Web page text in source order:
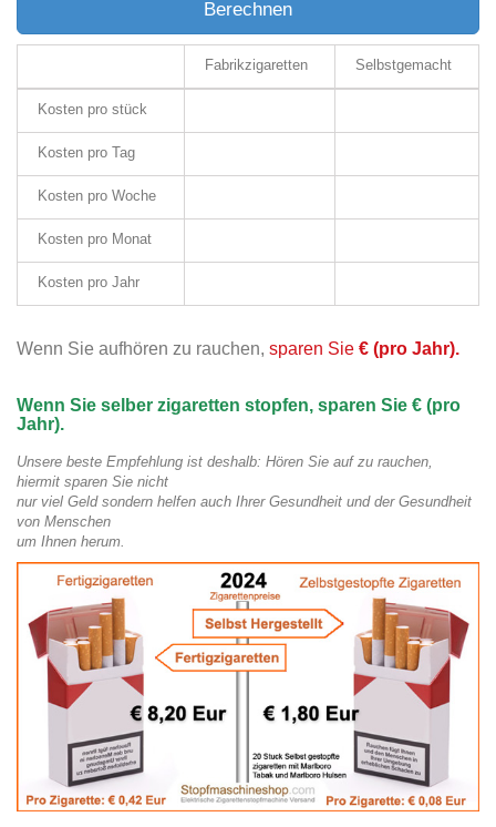
Berechnen
Fabrikzigaretten Selbstgemacht
Kosten pro stück
Kosten pro Tag
Kosten pro Woche
Kosten pro Monat
Kosten pro Jahr
Wenn Sie aufhören zu rauchen, sparen Sie € (pro Jahr).
Wenn Sie selber zigaretten stopfen, sparen Sie € (pro
Jahr).
Unsere beste Empfehlung ist deshalb: Hören Sie auf zu rauchen,
hiermit sparen Sie nicht
nur viel Geld sondern helfen auch Ihrer Gesundheit und der Gesundheit
von Menschen
um Ihnen herum.